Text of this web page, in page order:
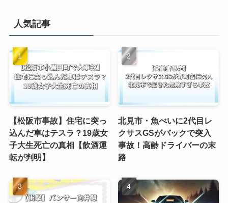
人気記事
【松阪市事故】住宅に突っ
込んだ車はテスラ？19歳女
子大生死亡の真相【飲酒運
転が判明】
北見市・魚べいに2代目レ
クサスGSがバックで突入
事故！高齢ドライバーの末
路